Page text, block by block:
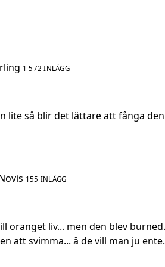
1 572 INLÄGG
lite så blir det lättare att fånga
155 INLÄGG
oranget liv... men den blev
att svimma... å de vill man ju